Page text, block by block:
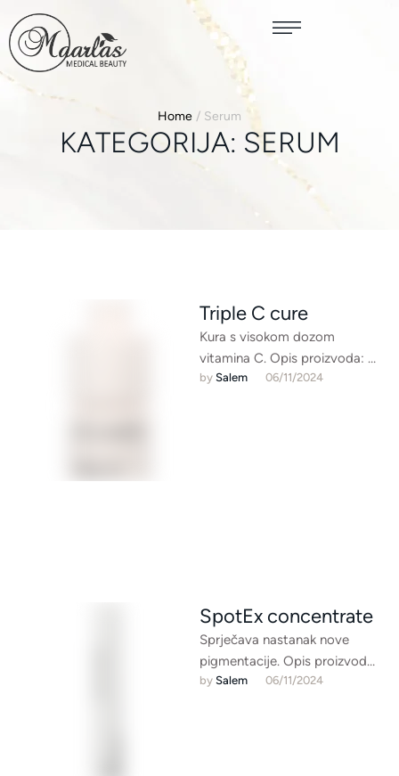
Home / Serum
KATEGORIJA: SERUM
Triple C cure
Kura s visokom dozom
vitamina C. Opis proizvoda:
Koncentrirani vitamin C s
by Salem 06/11/2024
SpotEx concentrate
Sprječava nastanak nove
pigmentacije. Opis proizvoda:
Koncentrat za ispravljanje i
by Salem 06/11/2024